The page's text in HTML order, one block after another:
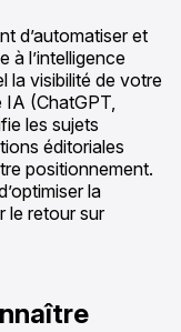
d’automatiser et
à l’intelligence
la visibilité de votre
(ChatGPT,
les sujets
éditoriales
positionnement.
la
le retour sur